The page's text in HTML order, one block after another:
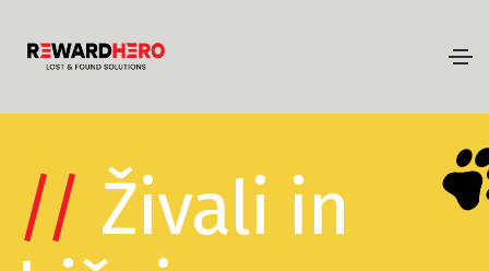
// Živali in